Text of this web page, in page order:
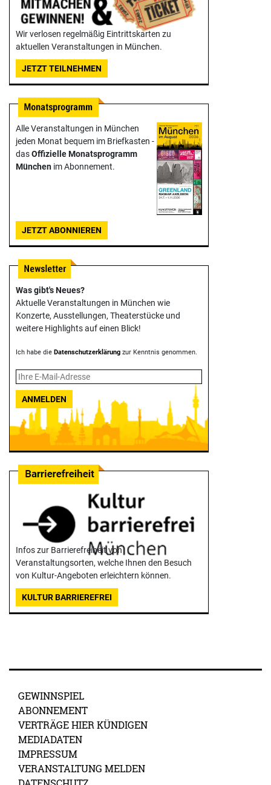
Wir verlosen regelmäßig Eintrittskarten zu
aktuellen Veranstaltungen in München.
JETZT TEILNEHMEN
Alle Veranstaltungen in München
jeden Monat bequem im Briefkasten -
dasOffizielle Monats­programm
München im Abonnement.
JETZT ABONNIEREN
Was gibt's Neues?
Aktuelle Veranstaltungen in München wie
Konzerte, Ausstellungen, Theater­stücke und
weitere Highlights auf einen Blick!
Ich habe die Datenschutzerklärung zur Kenntnis genommen.
ANMELDEN
Infos zur Barrierefreiheit von
Veranstaltungsorten, welche Ihnen den Besuch
von Kultur-Angeboten erleichtern können.
KULTUR BARRIEREFREI
GEWINNSPIEL
ABONNEMENT
VERTRÄGE HIER KÜNDIGEN
MEDIADATEN
IMPRESSUM
VERANSTALTUNG MELDEN